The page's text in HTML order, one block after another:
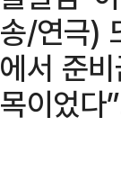
송/연극)
에서 준
목이었다